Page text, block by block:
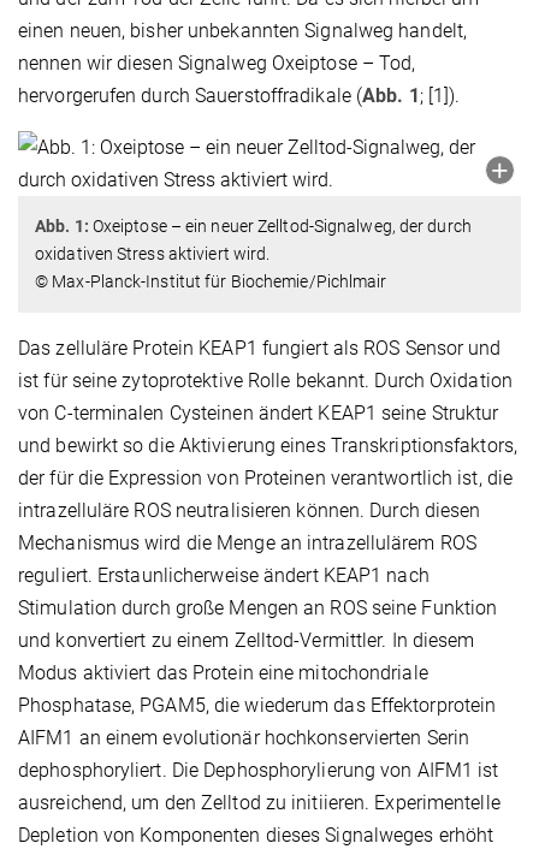
einen neuen, bisher unbekannten Signalweg handelt,
nennen wir diesen Signalweg Oxeiptose – Tod,
hervorgerufen durch Sauerstoffradikale (Abb. 1 ; [1]).
Abb. 1: Oxeiptose – ein neuer Zelltod-Signalweg, der durch
oxidativen Stress aktiviert wird.
© Max-Planck-Institut für Biochemie/Pichlmair
Das zelluläre Protein KEAP1 fungiert als ROS Sensor und
ist für seine zytoprotektive Rolle bekannt. Durch Oxidation
von C-terminalen Cysteinen ändert KEAP1 seine Struktur
und bewirkt so die Aktivierung eines Transkriptionsfaktors,
der für die Expression von Proteinen verantwortlich ist, die
intrazelluläre ROS neutralisieren können. Durch diesen
Mechanismus wird die Menge an intrazellulärem ROS
reguliert. Erstaunlicherweise ändert KEAP1 nach
Stimulation durch große Mengen an ROS seine Funktion
und konvertiert zu einem Zelltod-Vermittler. In diesem
Modus aktiviert das Protein eine mitochondriale
Phosphatase, PGAM5, die wiederum das Effektorprotein
AIFM1 an einem evolutionär hochkonservierten Serin
dephosphoryliert. Die Dephosphorylierung von AIFM1 ist
ausreichend, um den Zelltod zu initiieren. Experimentelle
Depletion von Komponenten dieses Signalweges erhöht